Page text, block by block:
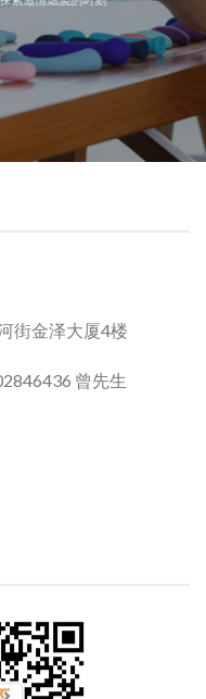
街金泽大厦4楼
曾先生